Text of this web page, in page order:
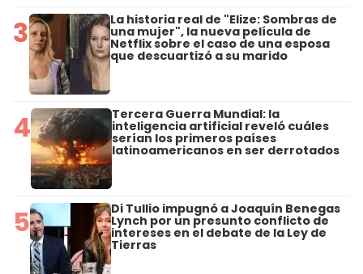
3 La historia real de "Elize: Sombras de
una mujer", la nueva película de
Netflix sobre el caso de una esposa
que descuartizó a su marido
4 Tercera Guerra Mundial: la
inteligencia artificial reveló cuáles
serían los primeros países
latinoamericanos en ser derrotados
5 Di Tullio impugnó a Joaquín Benegas
Lynch por un presunto conflicto de
intereses en el debate de la Ley de
Tierras